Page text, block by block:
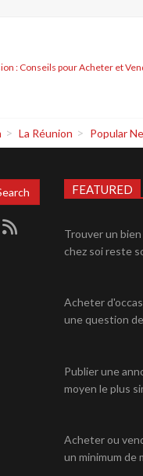
: Conseils pour Acheter et
La Réunion Popular
FEATURED
Trouver un
chez soi reste
Acheter
une question de
Publier une
moyen le plus
Acheter ou
un minimum de